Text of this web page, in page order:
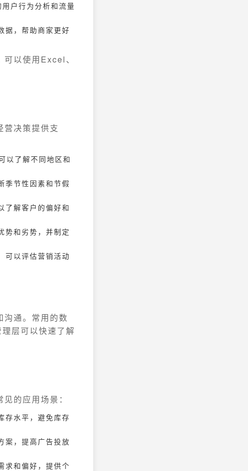
户行为分析和流量
据，帮助商家更好
以使用Excel、
营决策提供支
以了解不同地区和
季节性因素和节假
了解客户的偏好和
势和劣势，并制定
可以评估营销活动
沟通。常用的数
层可以快速了解
的应用场景：
存水平，避免库存
案，提高广告投放
求和偏好，提供个